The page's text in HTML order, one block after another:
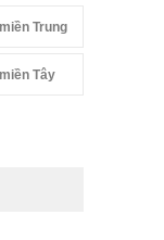
Trung
Tây